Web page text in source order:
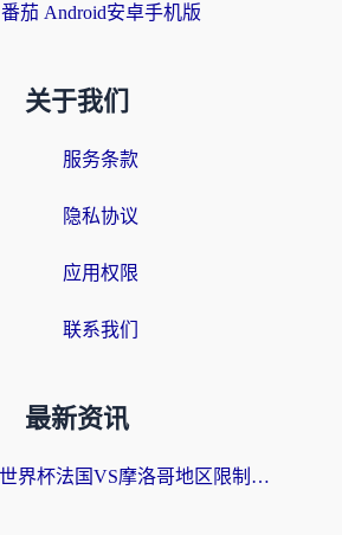
番茄 Android安卓手机版
关于我们
服务条款
隐私协议
应用权限
联系我们
最新资讯
在国外看世界杯法国VS摩洛哥地区限制？这篇指南让你流畅看中文解说无压力